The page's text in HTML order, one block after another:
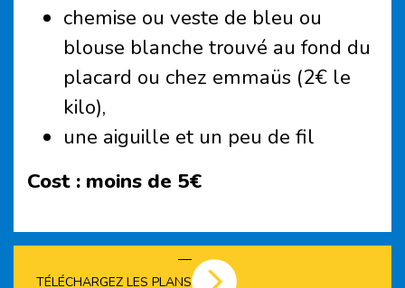
chemise ou veste de bleu ou
blouse blanche trouvé au fond du
placard ou chez emmaüs (2€ le
kilo),
une aiguille et un peu de fil
Cost : moins de 5€
TÉLÉCHARGEZ LES PLANS